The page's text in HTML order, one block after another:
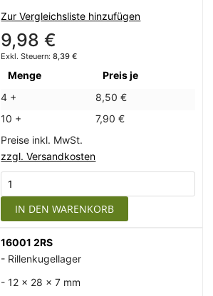
Zur Vergleichsliste hinzufügen
9,98 €
8,39 €
Menge
Preis je
4 +
8,50 €
10 +
7,90 €
Preise inkl. MwSt.
zzgl. Versandkosten
IN DEN WARENKORB
16001 2RS
- Rillenkugellager
- 12 x 28 x 7 mm